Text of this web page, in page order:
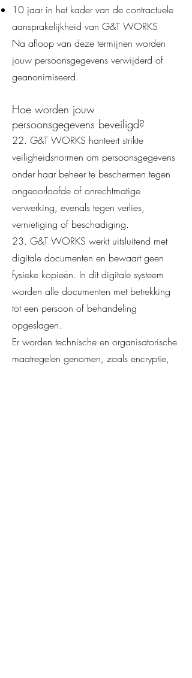
10 jaar in het kader van de contractuele
aansprakelijkheid van G&T WORKS
Na afloop van deze termijnen worden
jouw persoonsgegevens verwijderd of
geanonimiseerd.
Hoe worden jouw
persoonsgegevens beveiligd?
22. G&T WORKS hanteert strikte
veiligheidsnormen om persoonsgegevens
onder haar beheer te beschermen tegen
ongeoorloofde of onrechtmatige
verwerking, evenals tegen verlies,
vernietiging of beschadiging.
23. G&T WORKS werkt uitsluitend met
digitale documenten en bewaart geen
fysieke kopieën. In dit digitale systeem
worden alle documenten met betrekking
tot een persoon of behandeling
opgeslagen.
Er worden technische en organisatorische
maatregelen genomen, zoals encryptie,